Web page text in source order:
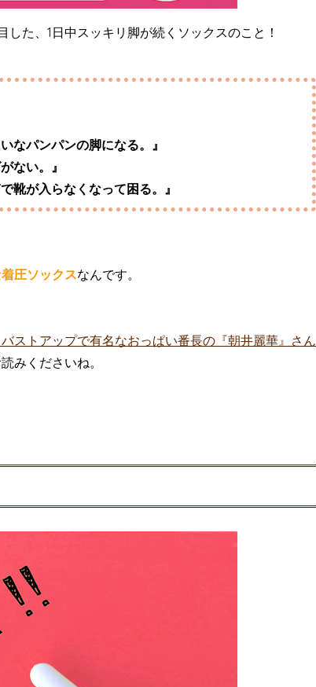
した、1日中スッキリ脚が続くソックスのこと！
なパンパンの脚になる。』
ない。』
靴が入らなくなって困る。』
圧ソックスなんです。
バストアップで有名なおっぱい番長の『朝井麗華』さん
みくださいね。